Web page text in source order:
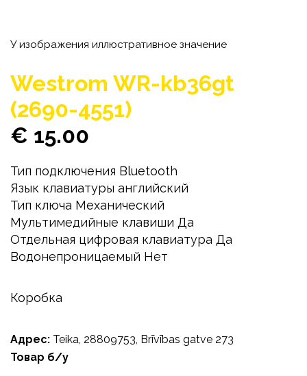
У изображения иллюстративное значение
Westrom WR-kb36gt
(2690-4551)
€ 15.00
Тип подключения Bluetooth
Язык клавиатуры английский
Тип ключа Механический
Мультимедийные клавиши Да
Отдельная цифровая клавиатура Да
Водонепроницаемый Нет
Коробка
Адрес: Teika, 28809753, Brīvības gatve 273
Товар б/у